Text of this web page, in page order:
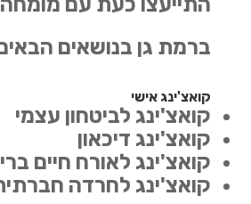
ברמת גן בנושאים
קואצ'ינג אישי
קואצ'ינג לביטחון עצמי
קואצ'ינג דיכאון
קואצ'ינג לאורח חיים
קואצ'ינג לחרדה